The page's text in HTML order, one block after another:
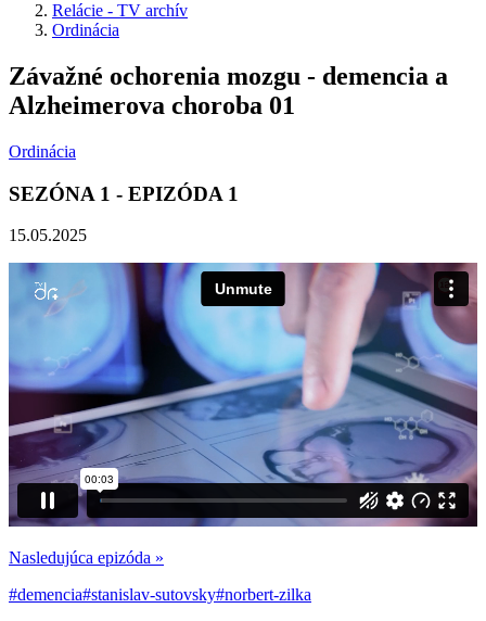
Relácie - TV archív
Ordinácia
Závažné ochorenia mozgu - demencia a
Alzheimerova choroba 01
Ordinácia
SEZÓNA 1 - EPIZÓDA 1
15.05.2025
Nasledujúca epizóda »
#demencia#stanislav-sutovsky#norbert-zilka